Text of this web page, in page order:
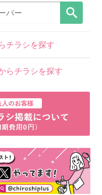
チラシを探す
らチラシを探す